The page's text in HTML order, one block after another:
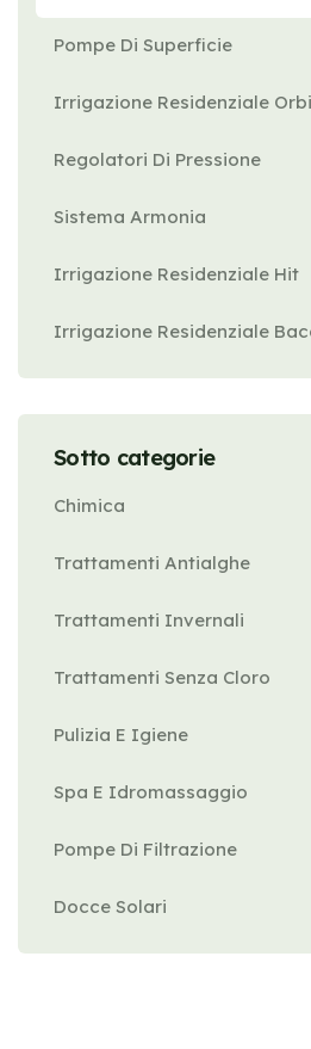
Pompe Di Superficie
Irrigazione Residenziale
Regolatori Di Pressione
Sistema Armonia
Irrigazione Residenziale Hit
Irrigazione Residenziale
Sotto categorie
Chimica
Trattamenti Antialghe
Trattamenti Invernali
Trattamenti Senza Cloro
Pulizia E Igiene
Spa E Idromassaggio
Pompe Di Filtrazione
Docce Solari